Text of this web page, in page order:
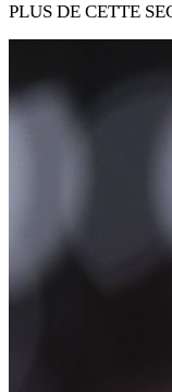
PLUS DE CETTE